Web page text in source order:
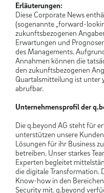
Erläuterungen:
Diese Corporate News
(sogenannte „forward-
zukunftsbezogenen
Erwartungen und
des Managements.
Annahmen können die
den zukunftsbezogenen
Quartalsmitteilung ist unter
abrufbar.
Unternehmensprofil der
Die q.beyond AG steht für
unterstützen unsere
Lösungen für ihr Business
betreiben. Unser starkes
Experten begleitet
die digitale Transformation.
Know-how in den
Security mit. q.beyond